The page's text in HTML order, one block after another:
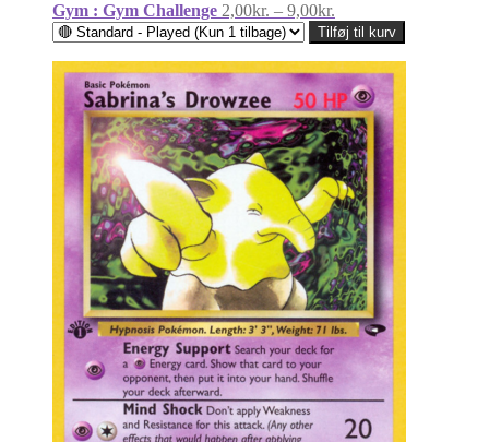
Gym : Gym Challenge 2,00kr. – 9,00kr.
2,00kr.
til
9,00kr.
Tilføj til kurv